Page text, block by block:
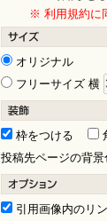
※ 利用規約に
オリジナル
フリーサイズ 横
枠をつける
投稿先ページの背
引用画像内のリ